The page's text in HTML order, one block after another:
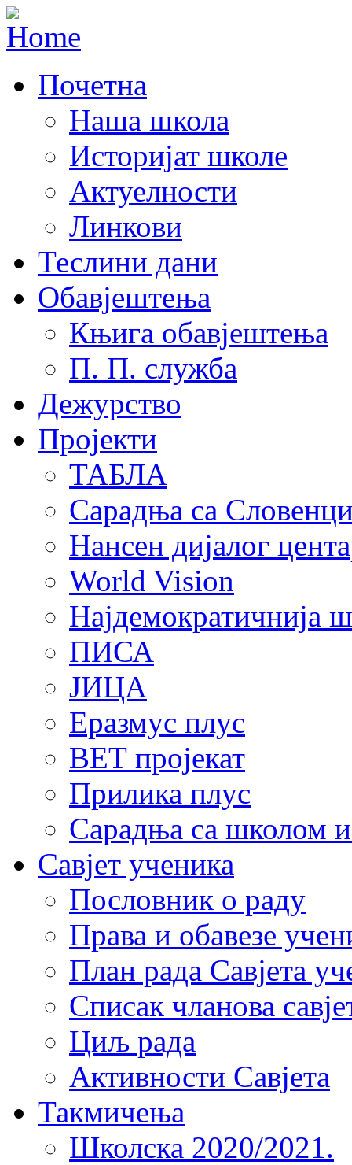
Почетна
Наша школа
Историјат школе
Актуелности
Линкови
Теслини дани
Обавјештења
Књига обавјештења
П. П. служба
Дежурство
Пројекти
ТАБЛА
Сарадња са
Нансен дијалог
World Vision
Најдемократичнија
ПИСА
ЈИЦА
Еразмус плус
ВЕТ пројекат
Прилика плус
Сарадња са школом
Савјет ученика
Пословник о раду
Права и обавезе
План рада Савјета
Списак чланова
Циљ рада
Активности Савјета
Такмичења
Школска 2020/2021.